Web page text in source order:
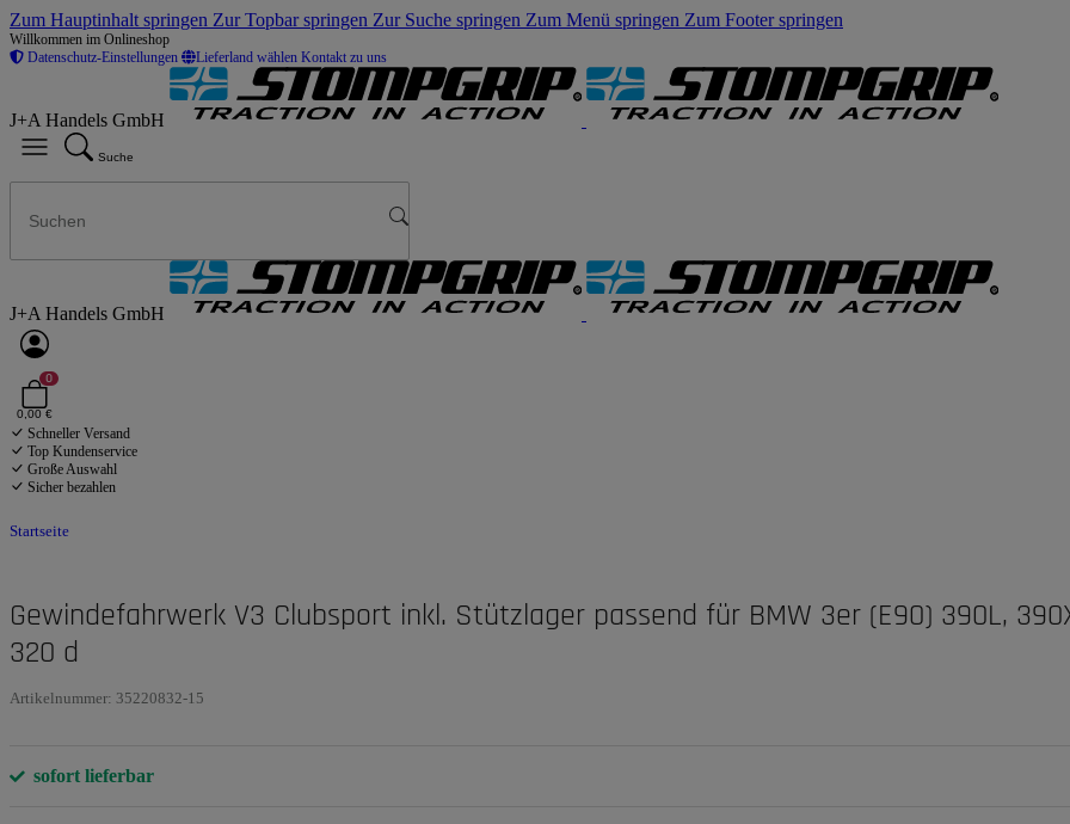
Zum Hauptinhalt springen Zur Topbar springen Zur Suche springen Zum Menü springen Zum Footer springen
Willkommen im Onlineshop
Datenschutz-Einstellungen
Lieferland wählen Kontakt zu uns
J+A Handels GmbH
Suche
J+A Handels GmbH
0
0,00 €
Schneller Versand
Top Kundenservice
Große Auswahl
Sicher bezahlen
Startseite
Gewindefahrwerk V3 Clubsport inkl. Stützlager passend für BMW 3er (E90) 390L,
320 d
Artikelnummer: 35220832-15
sofort lieferbar